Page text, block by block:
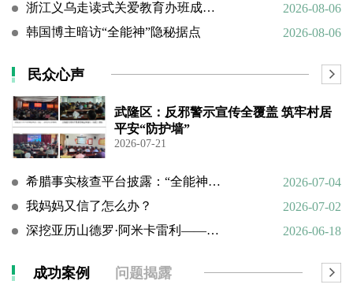
浙江义乌走读式关爱教育办班成功转化9名“全能神”“全范围教会”等邪教人员
2026-08-06
韩国博主暗访“全能神”隐秘据点
2026-08-06
民众心声
武隆区：反邪警示宣传全覆盖 筑牢村居
平安“防护墙”
2026-07-21
希腊事实核查平台披露：“全能神”邪教借AI技术向欧洲渗透
2026-07-04
我妈妈又信了怎么办？
2026-07-02
深挖亚历山德罗·阿米卡雷利——一个邪教组织的国际帮凶
2026-06-18
成功案例 问题揭露